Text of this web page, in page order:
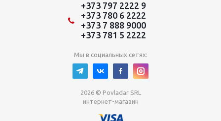
+373 797 2222 9
+373 780 6 2222
+373 7 888 9000
+373 781 5 2222
Мы в социальных сетях:
2026 © Povladar SRL
интернет-магазин